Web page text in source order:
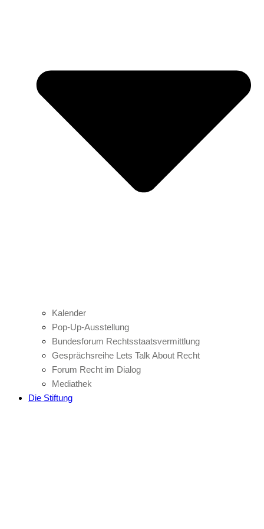
Kalender
Pop-Up-Ausstellung
Bundesforum Rechtsstaatsvermittlung
Gesprächsreihe Lets Talk About Recht
Forum Recht im Dialog
Mediathek
Die Stiftung